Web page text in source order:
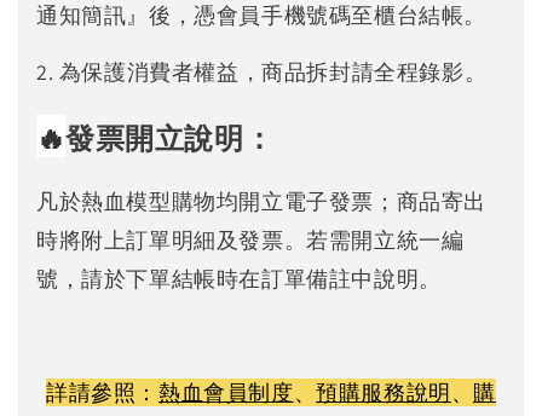
通知簡訊』後，憑會員手機號碼至櫃台結帳。
2. 為保護消費者權益，商品拆封請全程錄影。
🔥發票開立說明：
凡於熱血模型購物均開立電子發票；商品寄出
時將附上訂單明細及發票。若需開立統一編
號，請於下單結帳時在訂單備註中說明。
詳請參照： 熱血會員制度、預購服務說明、 購